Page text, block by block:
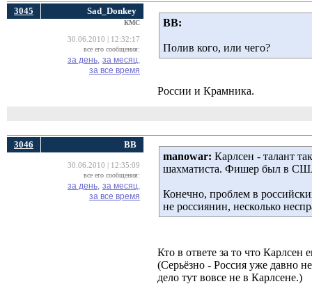
3045 Sad_Donkey
КМС
30.06.2010 | 12:32:17
все его сообщения:
за день, за месяц,
за все время
ВВ:
Полив кого, или чего?
России и Крамника.
3046 ВВ
30.06.2010 | 12:35:09
все его сообщения:
за день, за месяц,
за все время
manowar: Карлсен - талант
шахматиста. Фишер был в
Конечно, проблем в
не россиянин, несколько
Кто в ответе за то что Карлсен
(Серьёзно - Россия уже давно
дело тут вовсе не в Карлсене.)